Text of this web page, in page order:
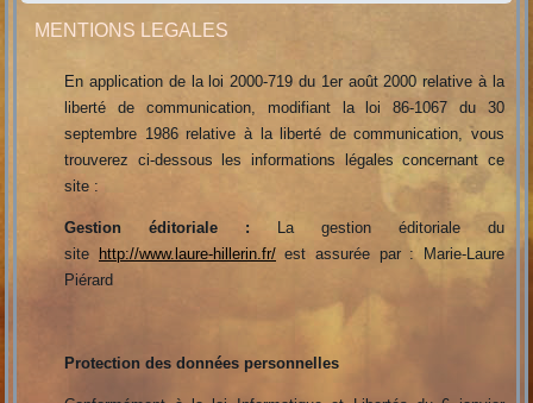
MENTIONS LEGALES
En application de la loi 2000-719 du 1er août 2000 relative à la
liberté de communication, modifiant la loi 86-1067 du 30
septembre 1986 relative à la liberté de communication, vous
trouverez ci-dessous les informations légales concernant ce
site :
Gestion éditoriale : La gestion éditoriale du
site
http://www.laure-hillerin.fr/est assurée par : Marie-Laure
Piérard
Protection des données personnelles